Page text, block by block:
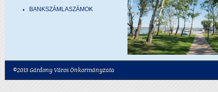
BANKSZÁMLASZÁMOK
©2013 Gárdony Város Önkormányzata